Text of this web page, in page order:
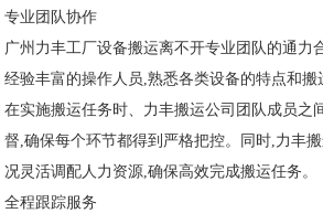
专业团队协作
广州力丰工厂设备搬运离不开专业团队的通力
经验丰富的操作人员,熟悉各类设备的特点和搬
在实施搬运任务时、力丰搬运公司团队成员之
督,确保每个环节都得到严格把控。同时,力丰
况灵活调配人力资源,确保高效完成搬运任务。
全程跟踪服务